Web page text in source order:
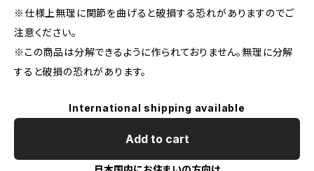
※仕様上無理に関節を曲げると破損する恐れがありますのでご
注意ください。
※この商品は分解できるように作られておりません。無理に分解
すると破損の恐れがあります。
International shipping available
Add to cart